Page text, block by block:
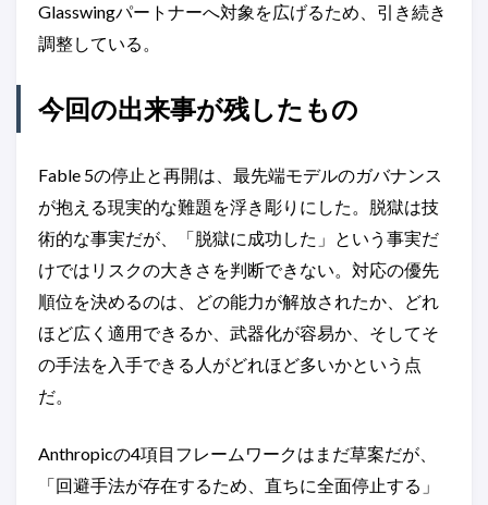
Glasswingパートナーへ対象を広げるため、引き続き
調整している。
今回の出来事が残したもの
Fable 5の停止と再開は、最先端モデルのガバナンス
が抱える現実的な難題を浮き彫りにした。脱獄は技
術的な事実だが、「脱獄に成功した」という事実だ
けではリスクの大きさを判断できない。対応の優先
順位を決めるのは、どの能力が解放されたか、どれ
ほど広く適用できるか、武器化が容易か、そしてそ
の手法を入手できる人がどれほど多いかという点
だ。
Anthropicの4項目フレームワークはまだ草案だが、
「回避手法が存在するため、直ちに全面停止する」